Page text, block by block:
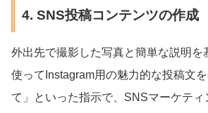
4. SNS投稿コンテンツの作成
外出先で撮影した写真と簡単な説明を
使ってInstagram用の魅力的な投稿文
て」といった指示で、SNSマーケティ